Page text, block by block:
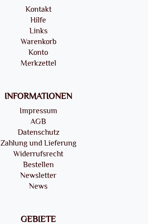
Kontakt
Hilfe
Links
Warenkorb
Konto
Merkzettel
INFORMATIONEN
Impressum
AGB
Datenschutz
Zahlung und Lieferung
Widerrufsrecht
Bestellen
Newsletter
News
GEBIETE